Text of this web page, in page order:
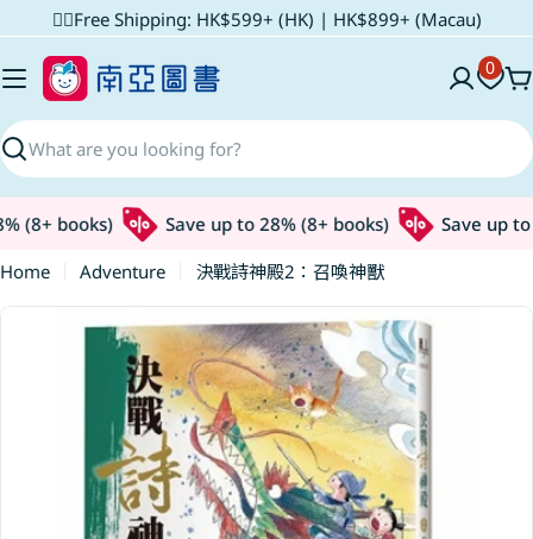
to
content
✌🏼Free Shipping: HK$599+ (HK) | HK$899+ (Macau)
Search
0
(8+ books) Save up to 28% (8+ books)
Save up to
Home
Adventure
決戰詩神殿2：召喚神獸
Skip